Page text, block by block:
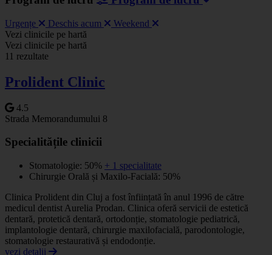
Urgențe Deschis acum Weekend
+
−
Vezi clinicile pe hartă
Vezi clinicile pe hartă
11 rezultate
Prolident Clinic
4.5
Strada Memorandumului 8
Specialitățile clinicii
Stomatologie: 50% + 1 specialitate
Chirurgie Orală și Maxilo-Facială: 50%
Clinica Prolident din Cluj a fost înființată în anul 1996 de către
medicul dentist Aurelia Prodan. Clinica oferă servicii de estetică
dentară, protetică dentară, ortodonție, stomatologie pediatrică,
implantologie dentară, chirurgie maxilofacială, parodontologie,
stomatologie restaurativă și endodonție.
vezi detalii